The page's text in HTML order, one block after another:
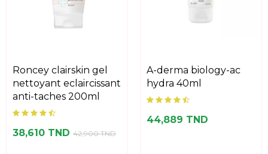
roncey clairskin gel
nettoyant eclaircissant
anti-taches 200ml
38,610 TND 42,900 TND
a-derma biology-ac
hydra 40ml
44,889 TND